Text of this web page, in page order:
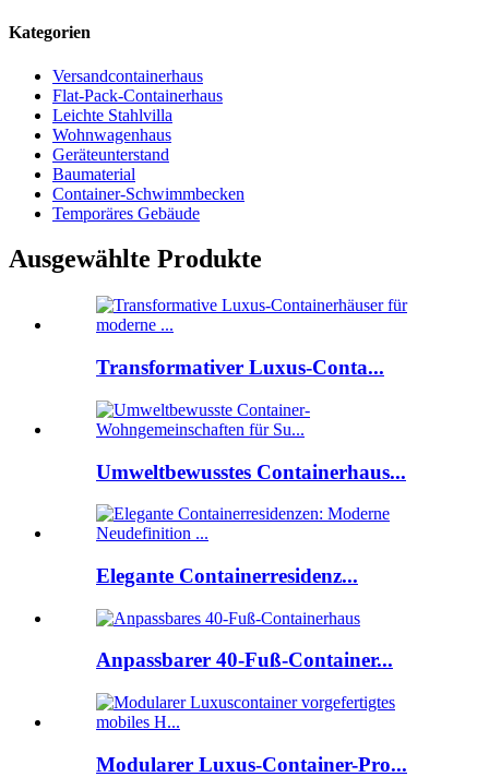
Kategorien
Versandcontainerhaus
Flat-Pack-Containerhaus
Leichte Stahlvilla
Wohnwagenhaus
Geräteunterstand
Baumaterial
Container-Schwimmbecken
Temporäres Gebäude
Ausgewählte Produkte
Transformativer Luxus-Conta...
Umweltbewusstes Containerhaus...
Elegante Containerresidenz...
Anpassbarer 40-Fuß-Container...
Modularer Luxus-Container-Pro...